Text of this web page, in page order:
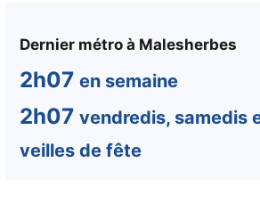
Dernier métro à Malesherbes
2h07 en semaine
2h07 vendredis, samedis
veilles de fête